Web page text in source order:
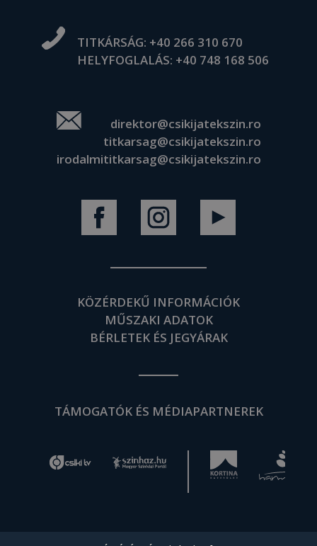
TITKÁRSÁG: +40 266 310 670
HELYFOGLALÁS: +40 748 168 506
direktor@csikijatekszin.ro
titkarsag@csikijatekszin.ro
irodalmititkarsag@csikijatekszin.ro
KÖZÉRDEKŰ INFORMÁCIÓK
MŰSZAKI ADATOK
BÉRLETEK ÉS JEGYÁRAK
TÁMOGATÓK ÉS MÉDIAPARTNEREK